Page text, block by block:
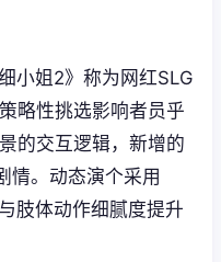
小姐2》称为网红SLG
略性挑选影响者员乎
的交互逻辑，新增的
情。动态演个采用
肢体动作细腻度提升